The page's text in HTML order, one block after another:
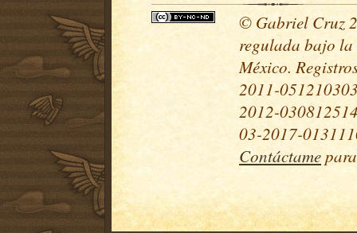
© Gabriel Cruz
regulada bajo la
México.
2011-
2012-
03-2017-
Contáctame